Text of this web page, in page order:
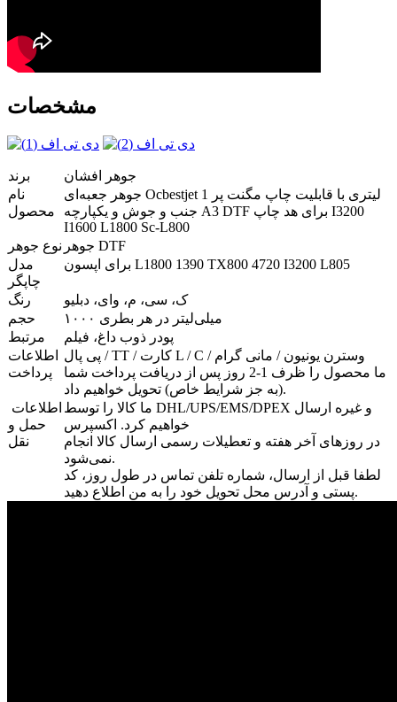
مشخصات
برند
جوهر افشان
نام
محصول
جوهر جعبه‌ای Ocbestjet 1 لیتری با قابلیت چاپ مگنت پر
جنب و جوش و یکپارچه A3 DTF برای هد چاپ I3200
I1600 L1800 Sc-L800
نوع جوهر
جوهر DTF
مدل
چاپگر
برای اپسون L1800 1390 TX800 4720 I3200 L805
رنگ
ک، سی، م، وای، دبلیو
حجم
۱۰۰۰ میلی‌لیتر در هر بطری
مرتبط
پودر ذوب داغ، فیلم
اطلاعات
پرداخت
پی پال / TT / کارت L / C / وسترن یونیون / مانی گرام
ما محصول را ظرف 1-2 روز پس از دریافت پرداخت شما
(به جز شرایط خاص) تحویل خواهیم داد.
اطلاعات
حمل و
نقل
ما کالا را توسط DHL/UPS/EMS/DPEX و غیره ارسال
خواهیم کرد. اکسپرس
در روزهای آخر هفته و تعطیلات رسمی ارسال کالا انجام
نمی‌شود.
لطفا قبل از ارسال، شماره تلفن تماس در طول روز، کد
پستی و آدرس محل تحویل خود را به من اطلاع دهید.